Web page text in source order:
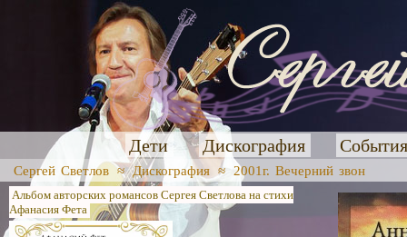
Дети Дискография
Сергей Светлов ≈Дискография ≈ 2001г. Вечерний звон
Альбом авторских романсов Сергея Светлова на стихи
Афанасия Фета